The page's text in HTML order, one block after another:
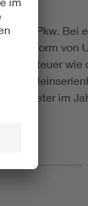
der Pkw. Bei
jede Form von
so teuer wie
Kilometer im